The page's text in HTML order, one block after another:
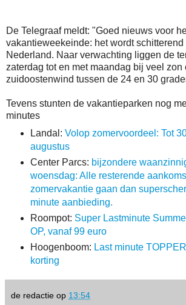
De Telegraaf meldt: "Goed nieuws voor
vakantieweekeinde: het wordt schitterend
Nederland. Naar verwachting liggen de
zaterdag tot en met maandag bij veel zon
zuidoostenwind tussen de 24 en 30
Tevens stunten de vakantieparken nog
minutes
Landal: Volop zomervoordeel: Tot
augustus
Center Parcs: bijzondere
woensdag: Alle resterende
zomervakantie gaan dan
minute aanbieding.
Roompot: Super Lastminute
OP, vanaf 99 euro
Hoogenboom: Last minute
korting
de redactie op 13:54